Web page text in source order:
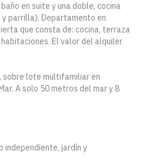
en suite y una doble, cocina
y parrilla). Departamento en
que consta de: cocina, terraza
El valor del alquiler
sobre lote multifamiliar en
A solo 50 metros del mar y 8
independiente, jardín y